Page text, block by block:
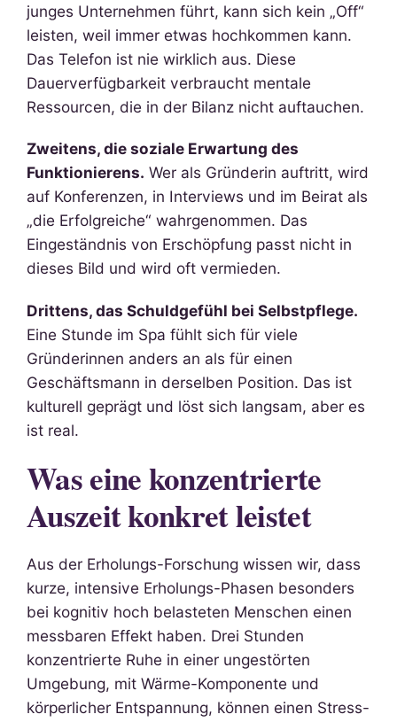
junges Unternehmen führt, kann sich kein „Off“
leisten, weil immer etwas hochkommen kann.
Das Telefon ist nie wirklich aus. Diese
Dauerverfügbarkeit verbraucht mentale
Ressourcen, die in der Bilanz nicht auftauchen.
Zweitens, die soziale Erwartung des
Funktionierens. Wer als Gründerin auftritt, wird
auf Konferenzen, in Interviews und im Beirat als
„die Erfolgreiche“ wahrgenommen. Das
Eingeständnis von Erschöpfung passt nicht in
dieses Bild und wird oft vermieden.
Drittens, das Schuldgefühl bei Selbstpflege.
Eine Stunde im Spa fühlt sich für viele
Gründerinnen anders an als für einen
Geschäftsmann in derselben Position. Das ist
kulturell geprägt und löst sich langsam, aber es
ist real.
Was eine konzentrierte
Auszeit konkret leistet
Aus der Erholungs-Forschung wissen wir, dass
kurze, intensive Erholungs-Phasen besonders
bei kognitiv hoch belasteten Menschen einen
messbaren Effekt haben. Drei Stunden
konzentrierte Ruhe in einer ungestörten
Umgebung, mit Wärme-Komponente und
körperlicher Entspannung, können einen Stress-